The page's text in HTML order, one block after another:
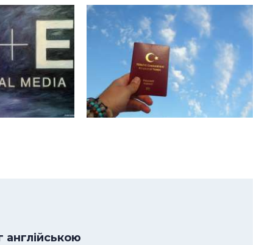
англійською